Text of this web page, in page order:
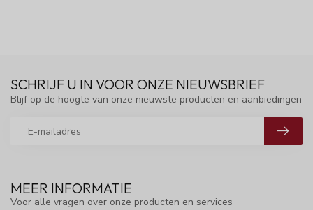
MEER INFORMATIE
Voor alle vragen over onze producten en services
SCHRIJF U IN VOOR ONZE NIEUWSBRIEF
Blijf op de hoogte van onze nieuwste producten en aanbiedingen